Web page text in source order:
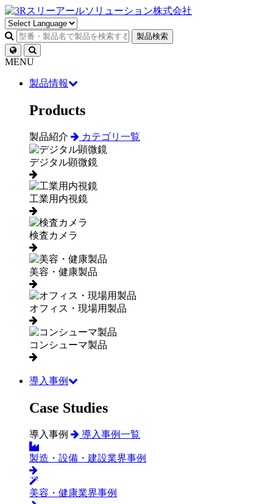
製品検索
MENU
製品情報
Products
製品紹介 カテゴリ一覧
デジタル顕微鏡
工業用内視鏡
検査カメラ
美容・健康製品
オフィス・現場用製品
コンシューマ製品
導入事例
Case Studies
導入事例 導入事例一覧
製造・設備・建設業界事例
美容・健康業界事例